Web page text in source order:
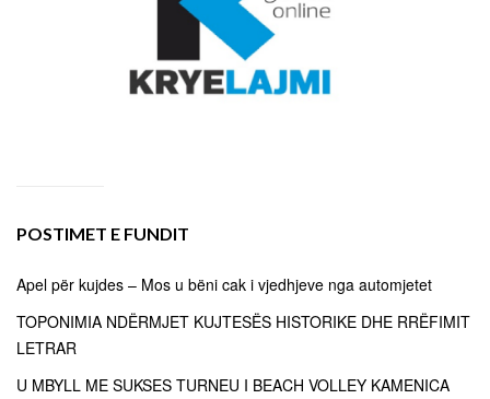
POSTIMET E FUNDIT
Apel për kujdes – Mos u bëni cak i vjedhjeve nga automjetet
TOPONIMIA NDËRMJET KUJTESËS HISTORIKE DHE RRËFIMIT
LETRAR
U MBYLL ME SUKSES TURNEU I BEACH VOLLEY KAMENICA